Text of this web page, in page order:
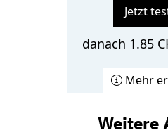
Jetzt
danach 1.85
Mehr
Weitere